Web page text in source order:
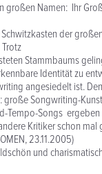
großen Namen: Ihr
der
Stammbaums
Identität zu
angesiedelt ist.
große Songwriting-
Tempo-Songs
Kritiker schon
23.11.2005)
und